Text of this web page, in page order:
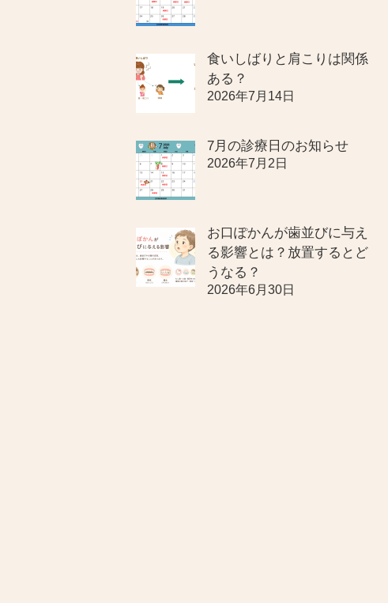
食いしばりと肩こりは関係
ある？
2026年7月14日
7月の診療日のお知らせ
2026年7月2日
お口ぽかんが歯並びに与え
る影響とは？放置するとど
うなる？
2026年6月30日